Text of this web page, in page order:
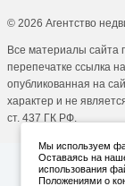
© 2026 Агентство
Все материалы сайта
перепечатке ссылка
опубликованная на
характер и не
ст. 437 ГК РФ.
Мы используем
Оставаясь на
использования
Положениями о